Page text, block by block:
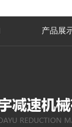
产品展